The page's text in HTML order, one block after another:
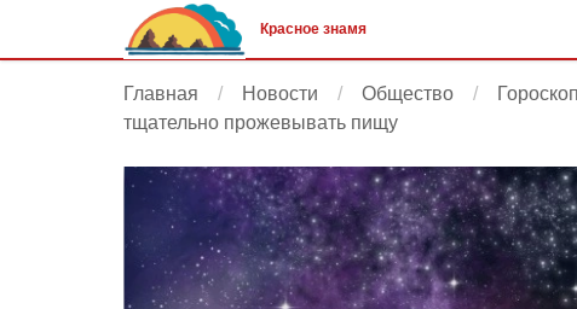
Красное знамя
Главная Новости Общество
тщательно прожевывать пищу